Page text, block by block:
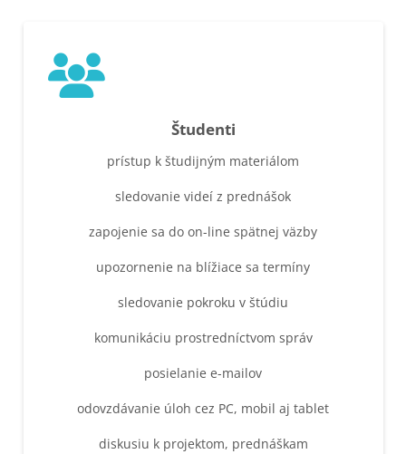
Študenti
prístup k študijným materiálom
sledovanie videí z prednášok
zapojenie sa do on-line spätnej väzby
upozornenie na blížiace sa termíny
sledovanie pokroku v štúdiu
komunikáciu prostredníctvom správ
posielanie e-mailov
odovzdávanie úloh cez PC, mobil aj tablet
diskusiu k projektom, prednáškam